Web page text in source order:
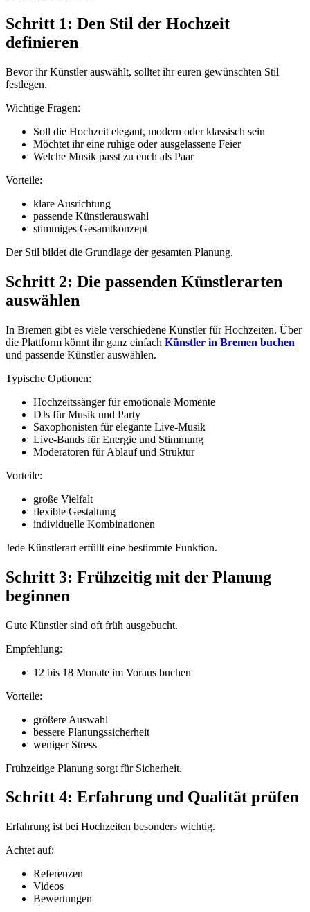
Schritt 1: Den Stil der Hochzeit
definieren
Bevor ihr Künstler auswählt, solltet ihr euren gewünschten Stil
festlegen.
Wichtige Fragen:
Soll die Hochzeit elegant, modern oder klassisch sein
Möchtet ihr eine ruhige oder ausgelassene Feier
Welche Musik passt zu euch als Paar
Vorteile:
klare Ausrichtung
passende Künstlerauswahl
stimmiges Gesamtkonzept
Der Stil bildet die Grundlage der gesamten Planung.
Schritt 2: Die passenden Künstlerarten
auswählen
In Bremen gibt es viele verschiedene Künstler für Hochzeiten. Über
die Plattform könnt ihr ganz einfach Künstler in Bremen buchen
und passende Künstler auswählen.
Typische Optionen:
Hochzeitssänger für emotionale Momente
DJs für Musik und Party
Saxophonisten für elegante Live-Musik
Live-Bands für Energie und Stimmung
Moderatoren für Ablauf und Struktur
Vorteile:
große Vielfalt
flexible Gestaltung
individuelle Kombinationen
Jede Künstlerart erfüllt eine bestimmte Funktion.
Schritt 3: Frühzeitig mit der Planung
beginnen
Gute Künstler sind oft früh ausgebucht.
Empfehlung:
12 bis 18 Monate im Voraus buchen
Vorteile:
größere Auswahl
bessere Planungssicherheit
weniger Stress
Frühzeitige Planung sorgt für Sicherheit.
Schritt 4: Erfahrung und Qualität prüfen
Erfahrung ist bei Hochzeiten besonders wichtig.
Achtet auf:
Referenzen
Videos
Bewertungen